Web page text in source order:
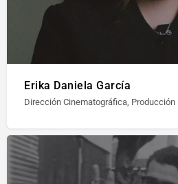
Erika Daniela García
Dirección Cinematográfica, Producción